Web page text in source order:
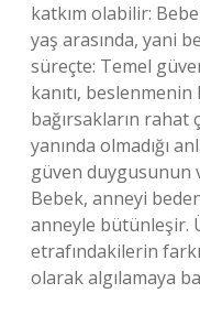
katkım olabilir:
yaş arasında, yani
süreçte: Temel
kanıtı,
bağırsakların rahat
yanında olmadığı
güven duygusunun
Bebek, anneyi
anneyle bütünleşir.
etrafındakilerin
olarak algılamaya